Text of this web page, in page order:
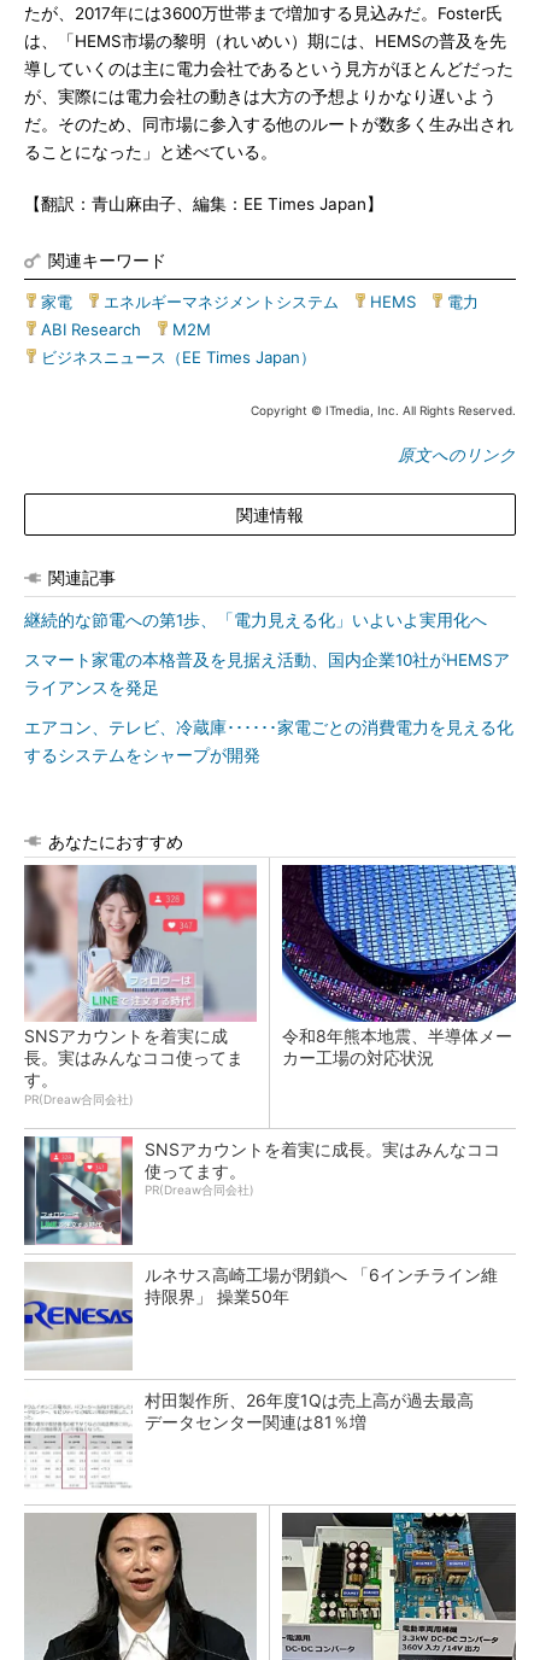
たが、2017年には3600万世帯まで増加する見込みだ。Foster氏
は、「HEMS市場の黎明（れいめい）期には、HEMSの普及を先
導していくのは主に電力会社であるという見方がほとんどだった
が、実際には電力会社の動きは大方の予想よりかなり遅いよう
だ。そのため、同市場に参入する他のルートが数多く生み出され
ることになった」と述べている。
【翻訳：青山麻由子、編集：EE Times Japan】
関連キーワード
家電 エネルギーマネジメントシステム HEMS 電力
ABI Research
M2M
ビジネスニュース（EE Times Japan）
Copyright © ITmedia, Inc. All Rights Reserved.
原文へのリンク
関連情報
関連記事
継続的な節電への第1歩、「電力見える化」いよいよ実用化へ
スマート家電の本格普及を見据え活動、国内企業10社がHEMSア
ライアンスを発足
エアコン、テレビ、冷蔵庫･･････家電ごとの消費電力を見える化
するシステムをシャープが開発
あなたにおすすめ
SNSアカウントを着実に成
長。実はみんなココ使ってま
す。
PR(Dreaw合同会社)
令和8年熊本地震、半導体メー
カー工場の対応状況
SNSアカウントを着実に成長。実はみんなココ
使ってます。
PR(Dreaw合同会社)
ルネサス高崎工場が閉鎖へ 「6インチライン維
持限界」 操業50年
村田製作所、26年度1Qは売上高が過去最高
データセンター関連は81％増